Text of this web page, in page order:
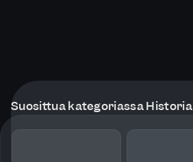
Suosittua kategoriassa Historia